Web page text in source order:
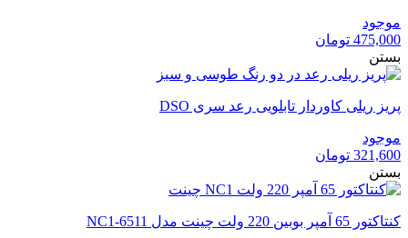
موجود
475,000 تومان
بستن
پریز ریلی کاوردار تابلویی رعد سری DSO
موجود
321,600 تومان
بستن
کنتاکتور 65 آمپر بوبین 220 ولت چینت مدل NC1-6511